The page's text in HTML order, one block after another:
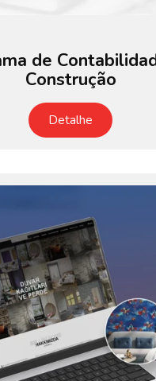
de
Construção
Detalhe